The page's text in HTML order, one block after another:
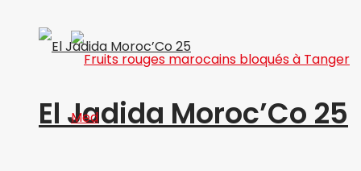
El Jadida Moroc’Co 25